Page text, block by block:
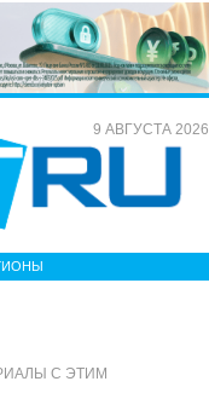
9 АВГУСТА 2026
С ЭТИМ